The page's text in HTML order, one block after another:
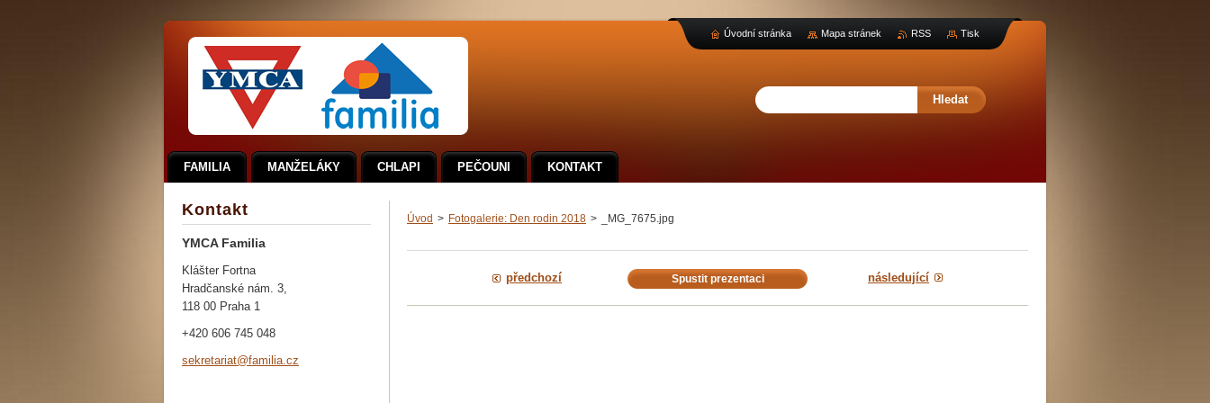
Úvod > Fotogalerie: Den rodin 2018 > _MG_7675.jpg
předchozí Spustit prezentaci následující
Kontakt
YMCA Familia
Klášter Fortna
Hradčanské nám. 3,
118 00 Praha 1
+420 606 745 048
sekretariat@fami lia.cz
FAMILIA MANŽELÁKY CHLAPI PEČOUNI KONTAKT
Úvodní stránka Mapa stránek RSS Tisk